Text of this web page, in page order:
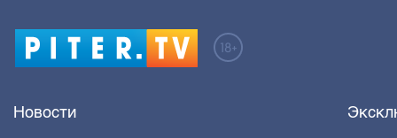
Новости